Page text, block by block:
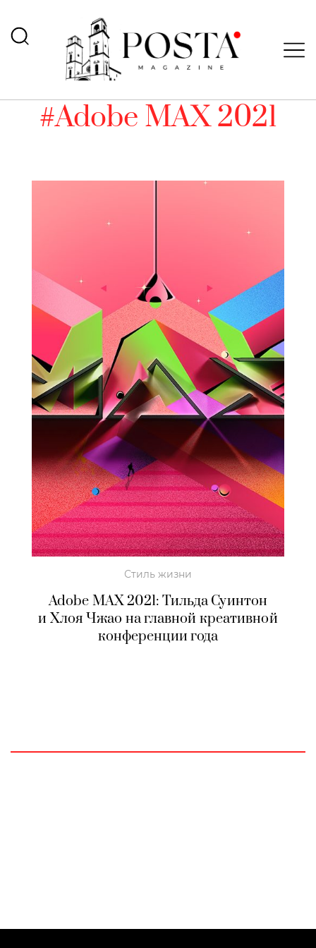
#Adobe MAX 2021
Стиль жизни
Adobe MAX 2021: Тильда Суинтон
и Хлоя Чжао на главной креативной
конференции года